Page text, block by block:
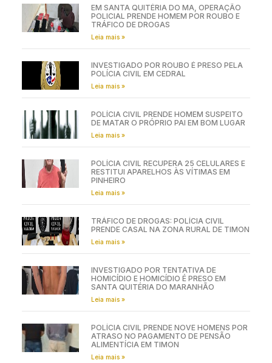
EM SANTA QUITÉRIA DO MA, OPERAÇÃO
POLICIAL PRENDE HOMEM POR ROUBO E
TRÁFICO DE DROGAS
Leia mais »
INVESTIGADO POR ROUBO É PRESO PELA
POLÍCIA CIVIL EM CEDRAL
Leia mais »
POLÍCIA CIVIL PRENDE HOMEM SUSPEITO
DE MATAR O PRÓPRIO PAI EM BOM LUGAR
Leia mais »
POLÍCIA CIVIL RECUPERA 25 CELULARES E
RESTITUI APARELHOS ÀS VÍTIMAS EM
PINHEIRO
Leia mais »
TRÁFICO DE DROGAS: POLÍCIA CIVIL
PRENDE CASAL NA ZONA RURAL DE TIMON
Leia mais »
INVESTIGADO POR TENTATIVA DE
HOMICÍDIO E HOMICÍDIO É PRESO EM
SANTA QUITÉRIA DO MARANHÃO
Leia mais »
POLÍCIA CIVIL PRENDE NOVE HOMENS POR
ATRASO NO PAGAMENTO DE PENSÃO
ALIMENTÍCIA EM TIMON
Leia mais »